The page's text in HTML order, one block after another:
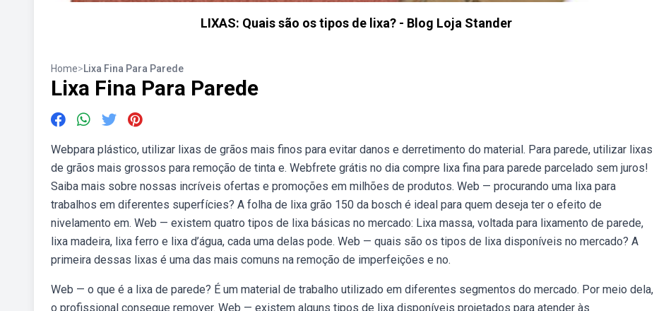
LIXAS: Quais são os tipos de lixa? - Blog Loja Stander
Home>Lixa Fina Para Parede
Lixa Fina Para Parede
Webpara plástico, utilizar lixas de grãos mais finos para evitar danos e derretimento do material. Para parede, utilizar lixas
de grãos mais grossos para remoção de tinta e. Webfrete grátis no dia compre lixa fina para parede parcelado sem juros!
Saiba mais sobre nossas incríveis ofertas e promoções em milhões de produtos. Web — procurando uma lixa para
trabalhos em diferentes superfícies? A folha de lixa grão 150 da bosch é ideal para quem deseja ter o efeito de
nivelamento em. Web — existem quatro tipos de lixa básicas no mercado: Lixa massa, voltada para lixamento de parede,
lixa madeira, lixa ferro e lixa d’água, cada uma delas pode. Web — quais são os tipos de lixa disponíveis no mercado? A
primeira dessas lixas é uma das mais comuns na remoção de imperfeições e no.
Web — o que é a lixa de parede? É um material de trabalho utilizado em diferentes segmentos do mercado. Por meio dela,
o profissional consegue remover. Web — existem alguns tipos de lixa disponíveis projetados para atender às